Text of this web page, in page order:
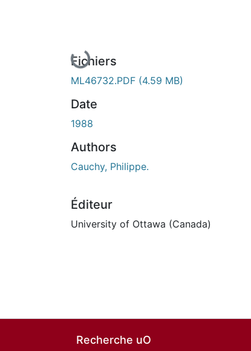
En cours de chargement...
Fichiers
ML46732.PDF (4.59 MB)
Date
1988
Authors
Cauchy, Philippe.
Éditeur
University of Ottawa (Canada)
Recherche uO